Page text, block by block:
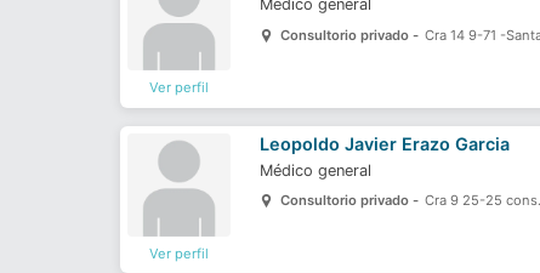
Ver perfil
Médico general
Consultorio privado - Cra 14 9-71 -
Ver perfil
Leopoldo Javier Erazo Garcia
Médico general
Consultorio privado - Cra 9 25-25